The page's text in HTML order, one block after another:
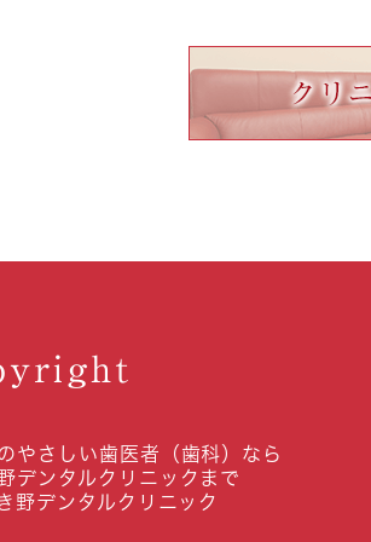
やさしい歯医者（歯科）なら
デンタルクリニックまで
野デンタルクリニック